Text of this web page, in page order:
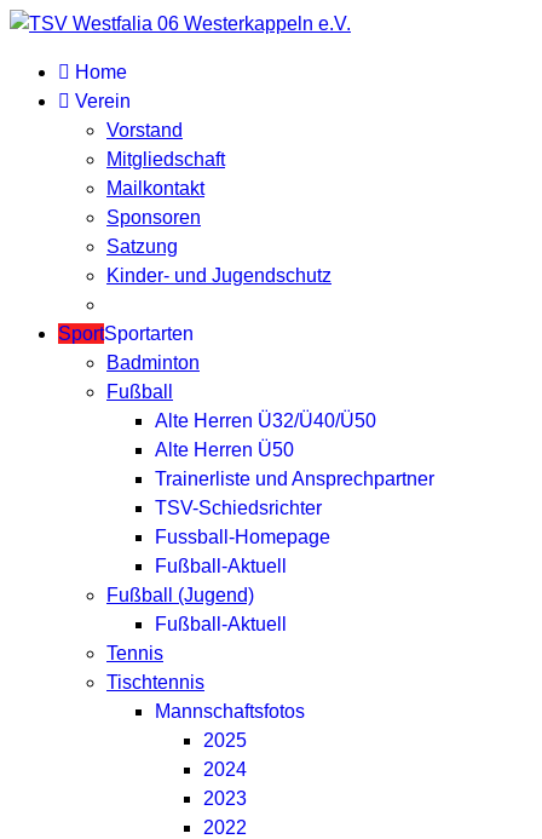
Home
Verein
Vorstand
Mitgliedschaft
Mailkontakt
Sponsoren
Satzung
Kinder- und Jugendschutz
SportSportarten
Badminton
Fußball
Alte Herren Ü32/Ü40/Ü50
Alte Herren Ü50
Trainerliste und Ansprechpartner
TSV-Schiedsrichter
Fussball-Homepage
Fußball-Aktuell
Fußball (Jugend)
Fußball-Aktuell
Tennis
Tischtennis
Mannschaftsfotos
2025
2024
2023
2022